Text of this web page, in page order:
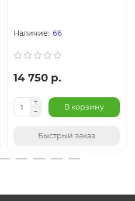
66
14 750 р.
В корзину
Быстрый заказ